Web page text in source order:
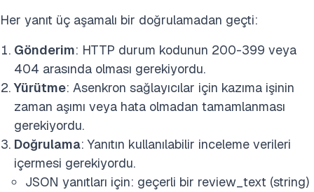
Her yanıt üç aşamalı bir doğrulamadan geçti:
Gönderim: HTTP durum kodunun 200-399 veya
404 arasında olması gerekiyordu.
Yürütme: Asenkron sağlayıcılar için kazıma işinin
zaman aşımı veya hata olmadan tamamlanması
gerekiyordu.
Doğrulama: Yanıtın kullanılabilir inceleme verileri
içermesi gerekiyordu.
JSON yanıtları için: geçerli bir review_text (string)